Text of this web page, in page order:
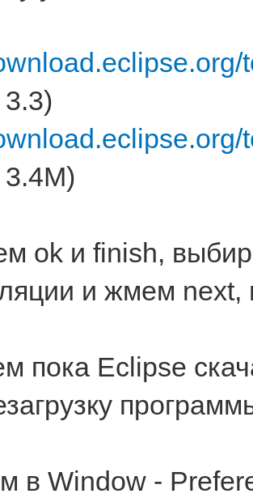
ok и finish,
и жмем
пока Eclipse
в Window -